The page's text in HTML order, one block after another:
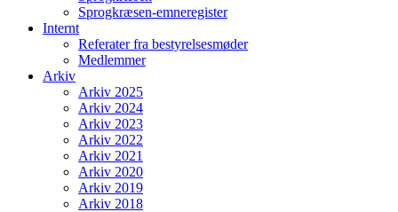
Sprogkræsen-emneregister
Internt
Referater fra bestyrelsesmøder
Medlemmer
Arkiv
Arkiv 2025
Arkiv 2024
Arkiv 2023
Arkiv 2022
Arkiv 2021
Arkiv 2020
Arkiv 2019
Arkiv 2018